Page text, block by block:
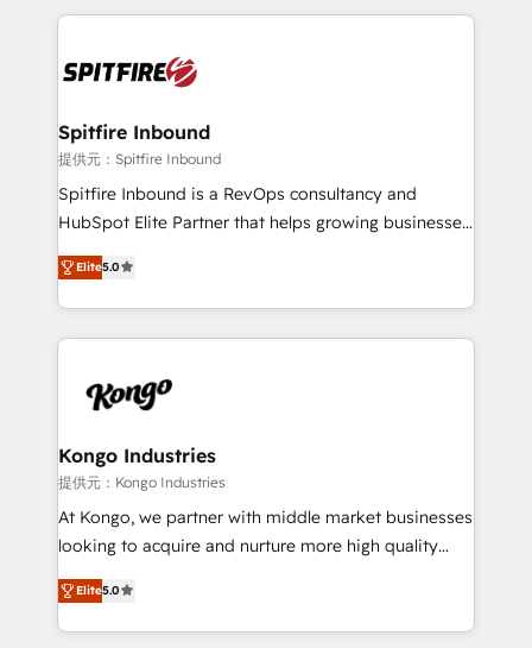
such as Brussels Airport, Volvo, Farmaline, Agilitas,
Streamz and Michelin.
growth for our client's businesses. These methods
exactly where your marketing budget is being used
and overall revenue to a level not feasible with
traditional methods. If you’re a frustrated marketing
manager or business owner sick of wasting budget
with generic agencies and their outdated methods,
just like yours attract more high-quality leads
throughout each stage of the buying cycle with
enable sales teams with the process, technology and
training to smash targets.
Spitfire Inbound
提供元：Spitfire Inbound
Spitfire Inbound is a RevOps consultancy and
HubSpot Elite Partner that helps growing businesses
design predictable, scalable revenue-driving
strategies. With offices in South Africa and London,
we take a RevOps-led approach that aligns sales,
marketing & service, breaks down silos, and gives
confidence. We deliver end to end strategy and
and technology around a single source of truth to
support sustainable growth and better decision-
making. Working with clients locally and globally, our
expertise includes HubSpot onboarding and CRM
experience strategy, web development, integrations,
and data-driven campaigns. Winners of the first
Elite5.0
Kongo Industries
提供元：Kongo Industries
At Kongo, we partner with middle market businesses
looking to acquire and nurture more high quality
leads. We use digital media, marketing cloud,
automation and software integration to drive sales
and, deliver clarity on marketing expenditure.
Elite5.0